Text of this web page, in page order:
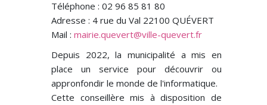
Téléphone : 02 96 85 81 80
Adresse : 4 rue du Val 22100 QUÉVERT
Mail : mairie.quevert@ville-quevert.fr
Depuis 2022, la municipalité a mis en
place un service pour découvrir ou
appronfondir le monde de l'informatique.
Cette conseillère mis à disposition de